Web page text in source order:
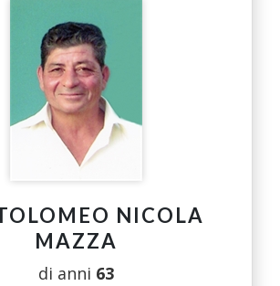
NICOLA
MAZZA
di anni 63